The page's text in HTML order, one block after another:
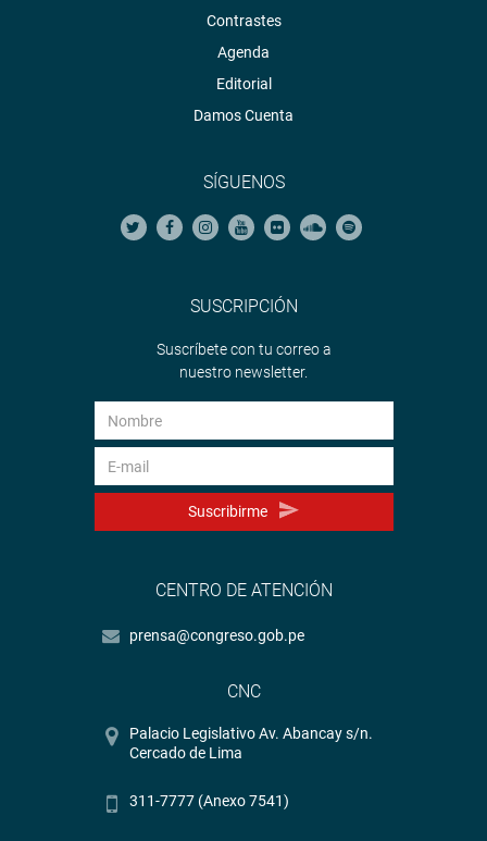
Contrastes
Agenda
Editorial
Damos Cuenta
SÍGUENOS
SUSCRIPCIÓN
Suscríbete con tu correo a
nuestro newsletter.
Suscribirme
CENTRO DE ATENCIÓN
prensa@congreso.gob.pe
CNC
Palacio Legislativo Av. Abancay s/n.
Cercado de Lima
311-7777 (Anexo 7541)